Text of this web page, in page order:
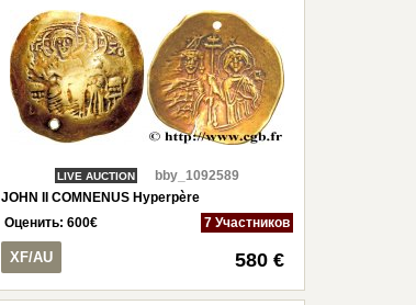
LIVE AUCTION
bby_1092589
JOHN II COMNENUS Hyperpère
Оценить:600€ 7 Участников
XF/AU 580 €